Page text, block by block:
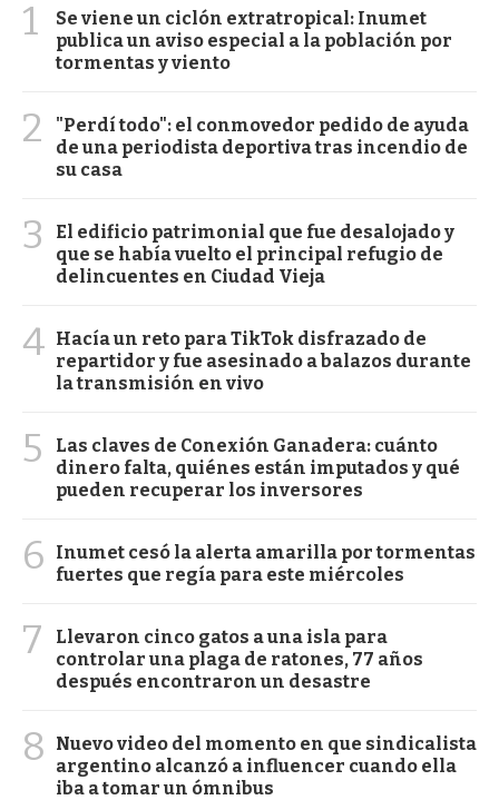
1
Se viene un ciclón extratropical: Inumet
publica un aviso especial a la población por
tormentas y viento
2
"Perdí todo": el conmovedor pedido de ayuda
de una periodista deportiva tras incendio de
su casa
3
El edificio patrimonial que fue desalojado y
que se había vuelto el principal refugio de
delincuentes en Ciudad Vieja
4 Hacía un reto para TikTok disfrazado de
repartidor y fue asesinado a balazos durante
la transmisión en vivo
5
Las claves de Conexión Ganadera: cuánto
dinero falta, quiénes están imputados y qué
pueden recuperar los inversores
6
Inumet cesó la alerta amarilla por tormentas
fuertes que regía para este miércoles
7
Llevaron cinco gatos a una isla para
controlar una plaga de ratones, 77 años
después encontraron un desastre
8
Nuevo video del momento en que sindicalista
argentino alcanzó a influencer cuando ella
iba a tomar un ómnibus